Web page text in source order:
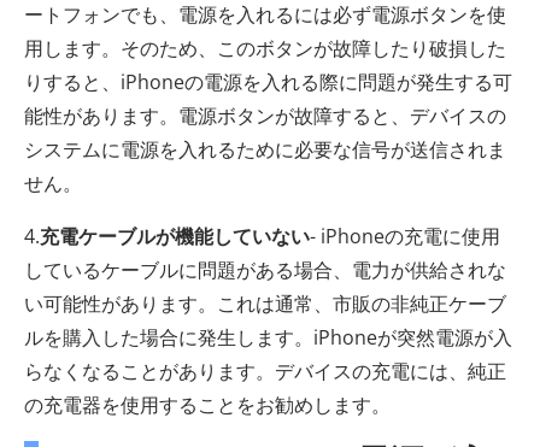
ートフォンでも、電源を入れるには必ず電源ボタンを使
用します。そのため、このボタンが故障したり破損した
りすると、iPhoneの電源を入れる際に問題が発生する可
能性があります。電源ボタンが故障すると、デバイスの
システムに電源を入れるために必要な信号が送信されま
せん。
4.充電ケーブルが機能していない- iPhoneの充電に使用
しているケーブルに問題がある場合、電力が供給されな
い可能性があります。これは通常、市販の非純正ケーブ
ルを購入した場合に発生します。iPhoneが突然電源が入
らなくなることがあります。デバイスの充電には、純正
の充電器を使用することをお勧めします。